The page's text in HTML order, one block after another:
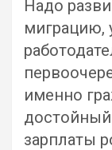
Надо
миграцию,
именно
достойный
зарплаты